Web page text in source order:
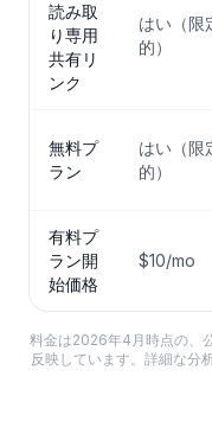
読み取
り専用
共有リ
ンク
はい（限
的）
無料プ
ラン
はい（限
的）
有料プ
ラン開
始価格
$10/mo
料金は2026年4月時点の、
反映しています。詳細な分